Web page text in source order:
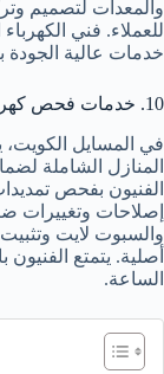
والمعدات لتصميم
للعملاء. فني
خدمات عالية
10. خدمات فحص كهرباء المنازل الشاملة.
في المسايل الكويت،
المنازل الشاملة
الفنيون بفحص
إصلاحات وتغييرات
والسبوت لايت
أصلية. يتمتع
الساعة.